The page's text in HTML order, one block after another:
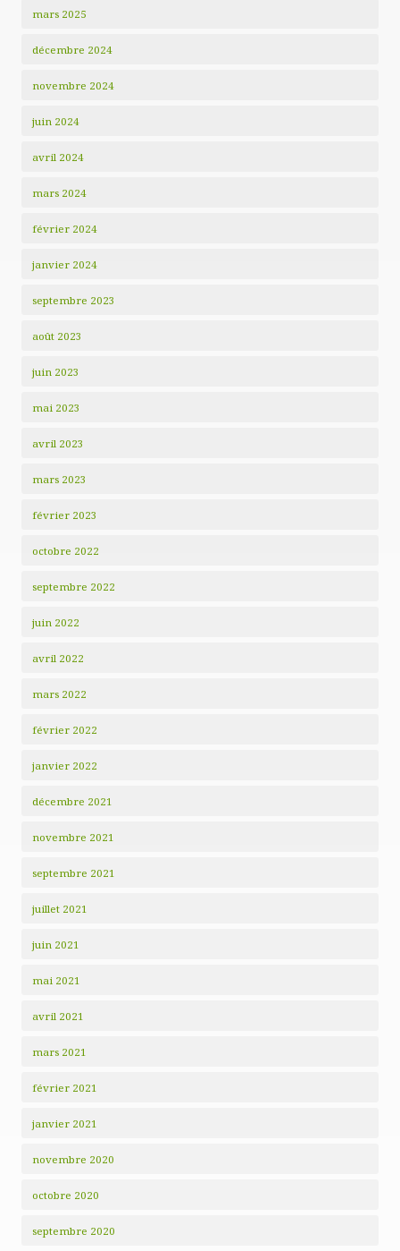
mars 2025
décembre 2024
novembre 2024
juin 2024
avril 2024
mars 2024
février 2024
janvier 2024
septembre 2023
août 2023
juin 2023
mai 2023
avril 2023
mars 2023
février 2023
octobre 2022
septembre 2022
juin 2022
avril 2022
mars 2022
février 2022
janvier 2022
décembre 2021
novembre 2021
septembre 2021
juillet 2021
juin 2021
mai 2021
avril 2021
mars 2021
février 2021
janvier 2021
novembre 2020
octobre 2020
septembre 2020